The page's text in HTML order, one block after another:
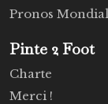
Pronos
Pinte 2 Foot
Charte
Merci !